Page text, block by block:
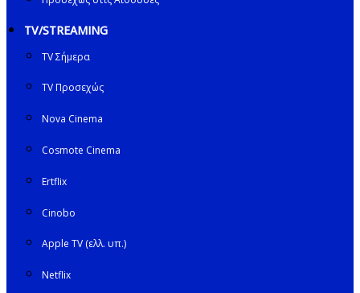
TV/STREAMING
TV Σήμερα
TV Προσεχώς
Nova Cinema
Cosmote Cinema
Ertflix
Cinobo
Apple TV (ελλ. υπ.)
Netflix